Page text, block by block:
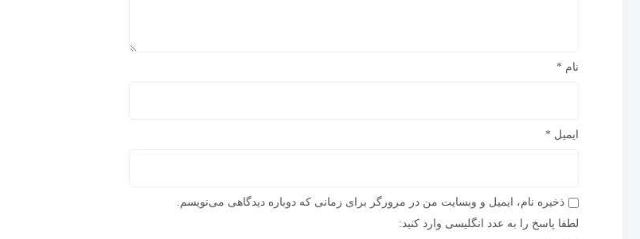
نام *
ایمیل *
ذخیره نام، ایمیل و وبسایت من در مرورگر برای زمانی که دوباره دیدگاهی می‌نویسم.
لطفا پاسخ را به عدد انگلیسی وارد کنید: